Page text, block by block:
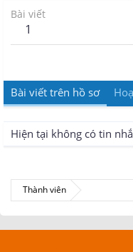
Bài viết
1
Bài viết trên hồ sơ
Hiện tại không có tin
Thành viên